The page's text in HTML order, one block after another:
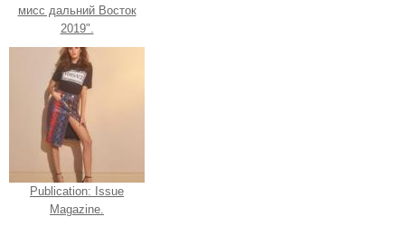
мисс дальний Восток
2019".
Publication: Issue
Magazine.